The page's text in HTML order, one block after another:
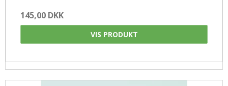
145,00 DKK
VIS PRODUKT